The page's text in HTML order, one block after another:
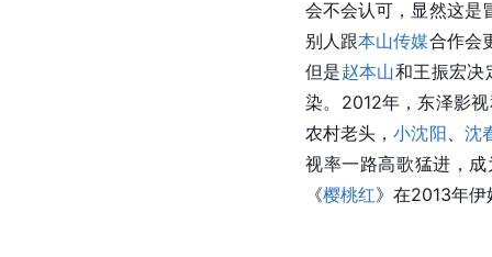
会不会认可，显然这是
别人跟本山传媒合作会
但是赵本山和王振宏决
染。2012年，东泽影
农村老头，小沈阳
沈
视率一路高歌猛进，
《樱桃红》在2013年伊